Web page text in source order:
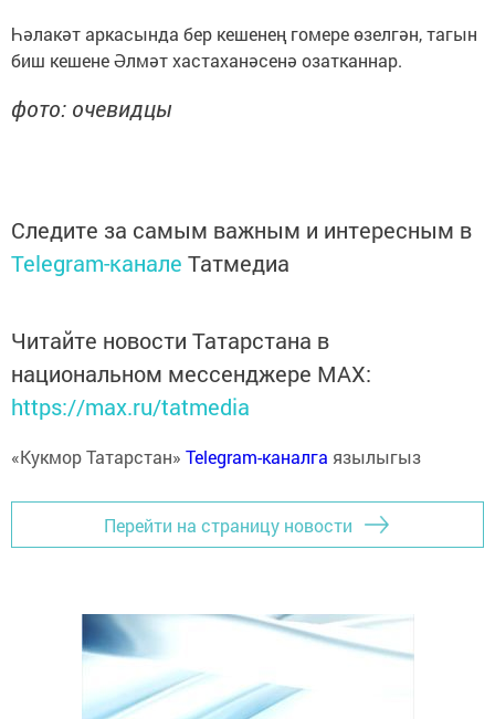
Һәлакәт аркасында бер кешенең гомере өзелгән, тагын
биш кешене Әлмәт хастаханәсенә озатканнар.
фото: очевидцы
Следите за самым важным и интересным в
Telegram-канале Татмедиа
Читайте новости Татарстана в
национальном мессенджере MАХ:
https://max.ru/tatmedia
«Кукмор Татарстан» Telegram-каналга язылыгыз
Перейти на страницу новости